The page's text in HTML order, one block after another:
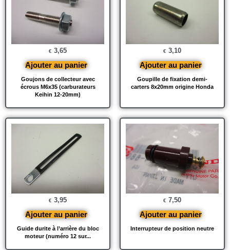
Goujons de collecteur avec
écrous M6x35 (carburateurs
Keihin 12-20mm)
€ 3,65
Ajouter au panier
Goupille de fixation demi-
carters 8x20mm origine Honda
€ 3,10
Ajouter au panier
Guide durite à l’arrière du bloc
moteur (numéro 12 sur...
€ 3,95
Ajouter au panier
Interrupteur de position neutre
€ 7,50
Ajouter au panier